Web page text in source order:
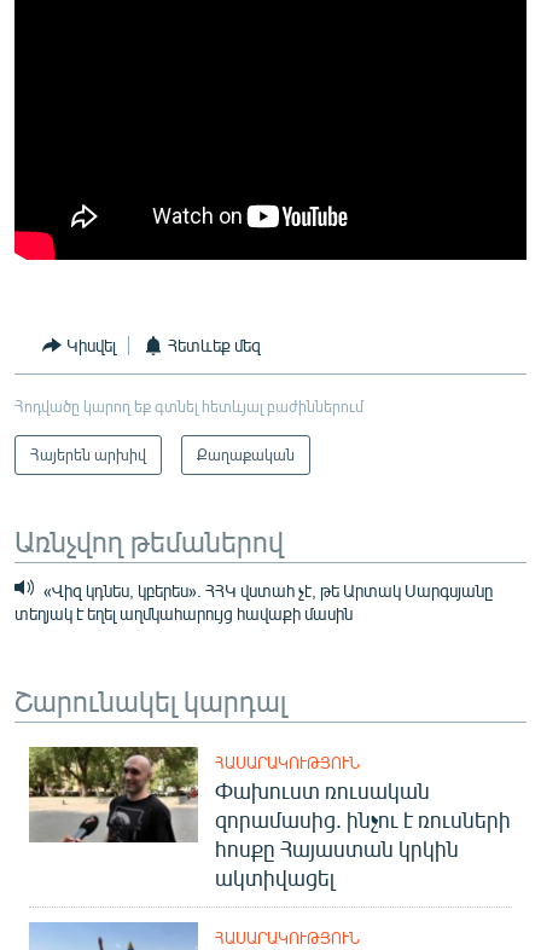
Կիսվել Հետևեք մեզ
Հոդվածը կարող եք գտնել հետևյալ բաժիններում
Հայերեն արխիվ Քաղաքական
Առնչվող թեմաներով
«Վիզ կդնես, կբերես». ՀՀԿ վստահ չէ, թե Արտակ Սարգսյանը
տեղյակ է եղել աղմկահարույց հավաքի մասին
Շարունակել կարդալ
ՀԱՍԱՐԱԿՈՒԹՅՈՒՆ
Փախուստ ռուսական
զորամասից. ինչու է ռուսների
հոսքը Հայաստան կրկին
ակտիվացել
ՀԱՍԱՐԱԿՈՒԹՅՈՒՆ